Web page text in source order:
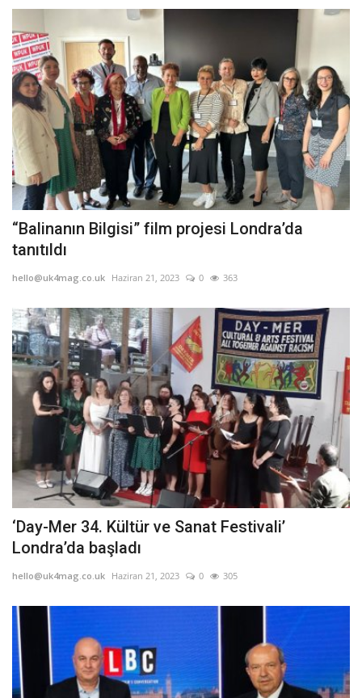
“Balinanın Bilgisi” film projesi Londra’da
tanıtıldı
hello@uk4mag.co.uk Haziran 21, 2023 0 363
‘Day-Mer 34. Kültür ve Sanat Festivali’
Londra’da başladı
hello@uk4mag.co.uk Haziran 21, 2023 0 305